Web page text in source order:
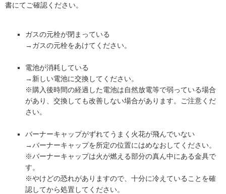
書にてご確認ください。
ガスの元栓が閉まっている
→ガスの元栓をあけてください。
電池が消耗している
→新しい電池に交換してください。
※購入後時間の経過した電池は自然放電等で弱っている場合
があり、交換しても改善しない場合があります。ご注意くだ
さい。
バーナーキャップがずれてうまく火花が飛んでいない
→バーナーキャップを所定の位置にはめなおしてください。
※バーナーキャップは火が燃える部分の真ん中にある金具で
す。
※やけどの恐れがありますので、十分に冷えていることを確
認してから処置してください。